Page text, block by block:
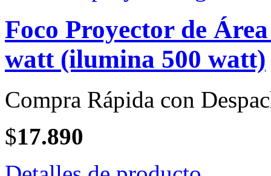
Foco Proyector de
watt (ilumina 500 watt)
Compra Rápida con
$17.890